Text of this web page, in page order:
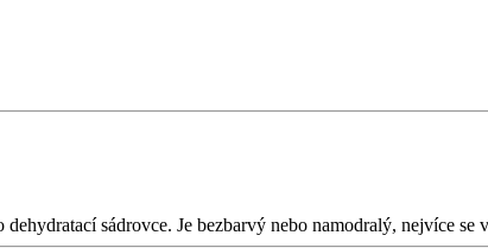
sádrovce. Je bezbarvý nebo namodralý, nejvíce se